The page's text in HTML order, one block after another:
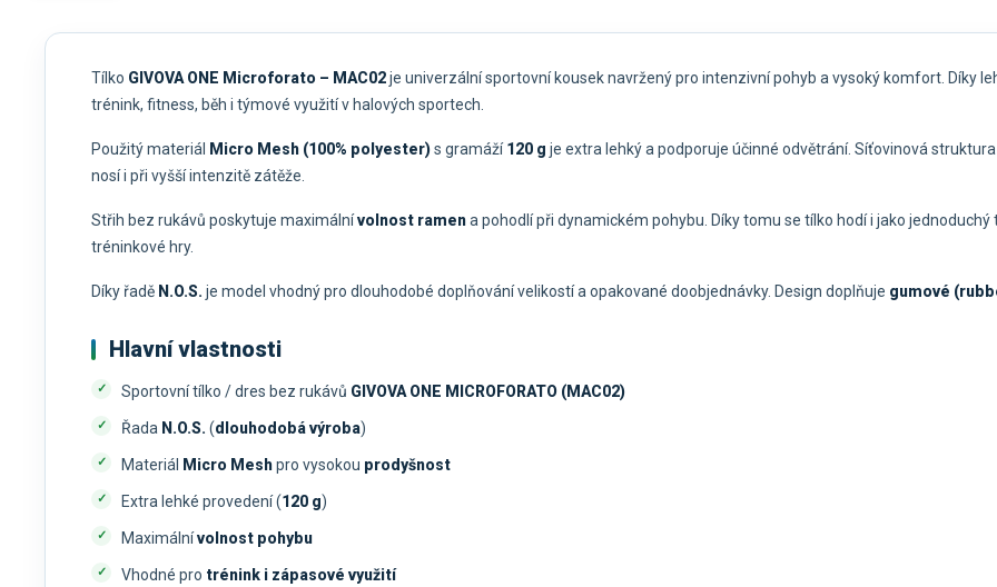
Tílko GIVOVA ONE Microforato – MAC02je univerzální sportovní kousek navržený pro intenzivní pohyb a vysoký komfort. Díky
trénink, fitness, běh i týmové využití v halových sportech.
Použitý materiál Micro Mesh (100% polyester)s gramáží120 g je extra lehký a podporuje účinné odvětrání. Síťovinová
nosí i při vyšší intenzitě zátěže.
Střih bez rukávů poskytuje maximálnívolnost ramena pohodlí při dynamickém pohybu. Díky tomu se tílko hodí i jako jednoduchý
tréninkové hry.
Díky řadě N.O.S. je model vhodný pro dlouhodobé doplňování velikostí a opakované doobjednávky. Design doplňuje gumové
Hlavní vlastnosti
Sportovní tílko / dres bez rukávů GIVOVA ONE MICROFORATO (MAC02)
Řada N.O.S. (dlouhodobá výroba)
Materiál Micro Meshpro vysokou prodyšnost
Extra lehké provedení (120 g)
Maximálnívolnost pohybu
Vhodné pro trénink i zápasové využití